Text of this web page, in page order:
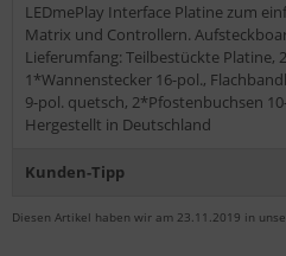
LEDmePlay Interface Platine zum
Matrix und Controllern.
Lieferumfang: Teilbestückte Platine,
1*Wannenstecker 16-pol.,
9-pol. quetsch, 2*Pfostenbuchsen
Hergestellt in Deutschland
Kunden-Tipp
Diesen Artikel haben wir am 23.11.2019 in